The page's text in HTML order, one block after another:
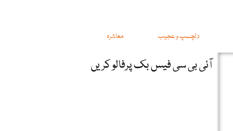
دلچسپ و عجیب معاشرہ
آئی بی سی فیس بک پرفالو کریں